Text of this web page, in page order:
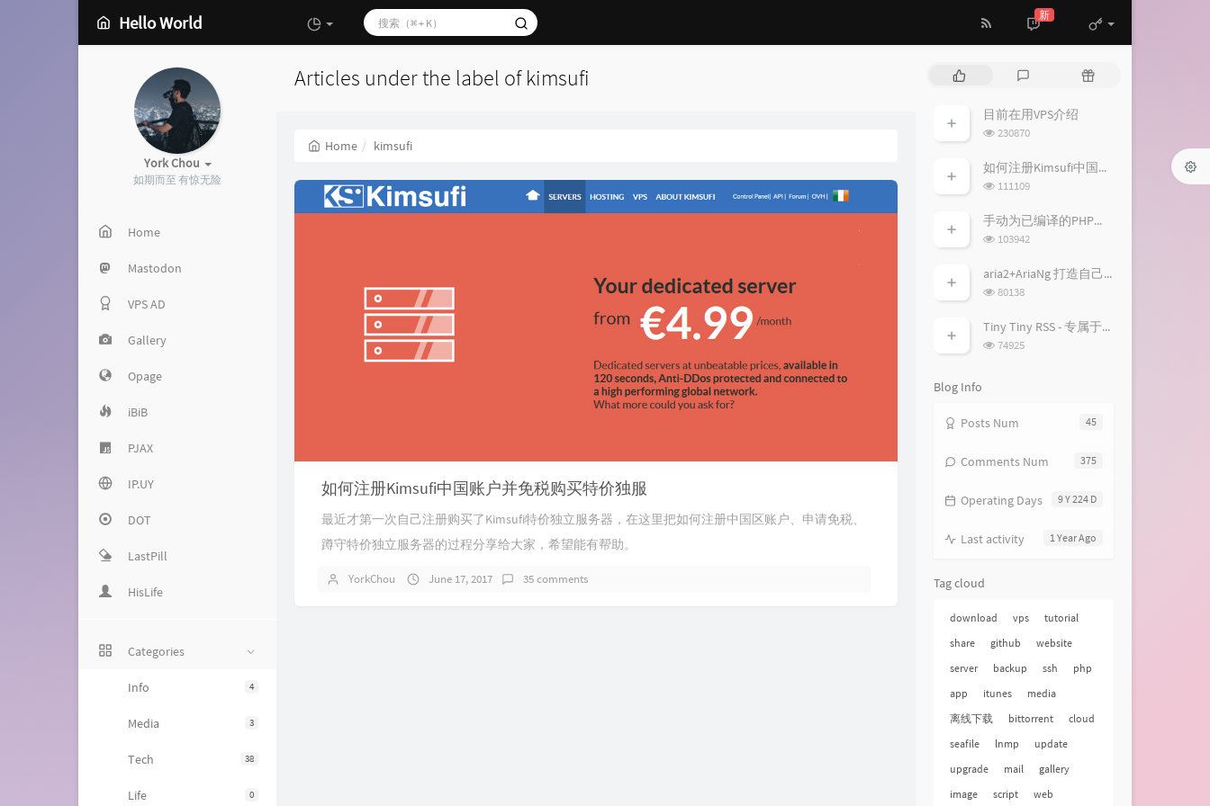
Hello World 新
York Chou
如期而至 有惊无险
Home
Mastodon
VPS AD
Gallery
Opage
iBiB
PJAX
IP.UY
DOT
LastPill
HisLife
Categories
4
Info
3
Media
38
Tech
0
Life
Articles under the label of kimsufi
Home kimsufi
如何注册Kimsufi中国账户并免税购买特价独服
最近才第一次自己注册购买了Kimsufi特价独立服务器，在这里把如何注册中国区账户、申请免税、
蹲守特价独立服务器的过程分享给大家，希望能有帮助。
YorkChou June 17, 2017 35 comments
l
a
t
e
t
c
m
m
n
R
m
t
l
目前在用VPS介绍
浏
次
数:
230870
如何注册Kimsufi中国账户并免税购买特价独服
浏
次
数:
111109
手动为已编译的PHP加入fileinfo扩展模块
浏
次
103942
aria2+AriaNg 打造自己的离线下载/云播平台
浏
次
数:
80138
Tiny Tiny RSS - 专属于你的RSS服务
浏
74925
Blog Info
45
Posts Num
375
Comments Num
9 Y 224 D
Operating Days
1 Year Ago
Last activity
Tag cloud
download vps
tutorial
share
github
website
server
backup ssh
php
app
itunes
media
离线下载
bittorrent
cloud
seafile
lnmp
update
upgrade
mail
gallery
image
script web